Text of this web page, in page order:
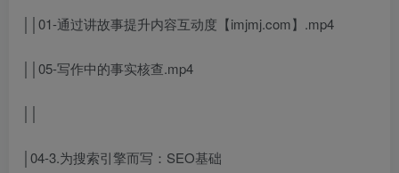
││01-通过讲故事提升内容互动度【imjmj.com】.mp4
││05-写作中的事实核查.mp4
│04-3.为搜索引擎而写：SEO基础